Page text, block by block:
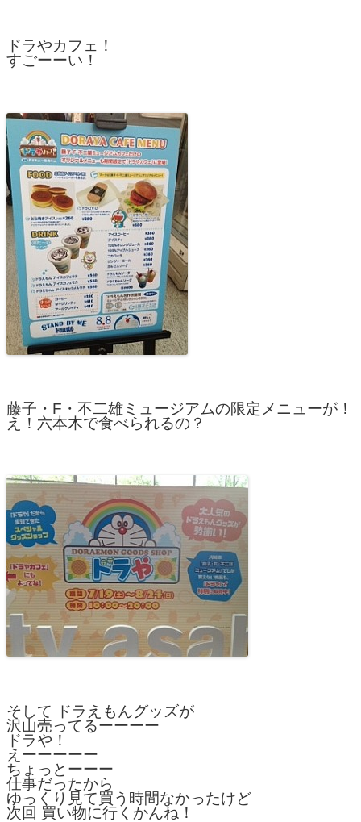
ドラやカフェ！
すごーーい！
藤子・F・不二雄ミュージアムの限定メニューが！
え！六本木で食べられるの？
そして ドラえもんグッズが
沢山売ってるーーーー
ドラや！
えーーーーー
ちょっとーーー
仕事だったから
ゆっくり見て買う時間なかったけど
次回 買い物に行くかんね！